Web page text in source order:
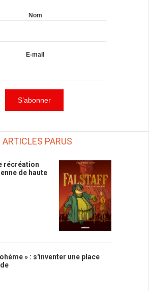
Nom
E-mail
ARTICLES PARUS
récréation
de haute
» : s'inventer une place